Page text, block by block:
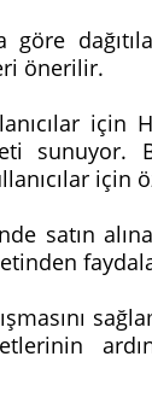
önerilir.
için
sunuyor.
için
satın